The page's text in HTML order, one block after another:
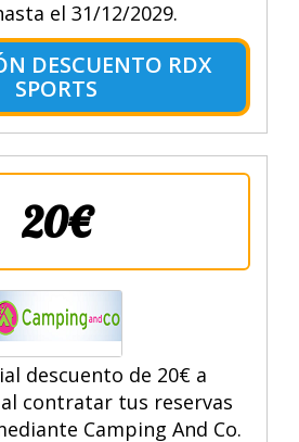
el 31/12/2029.
DESCUENTO RDX
SPORTS
20€
descuento de 20€ a
contratar tus reservas
Camping And Co.